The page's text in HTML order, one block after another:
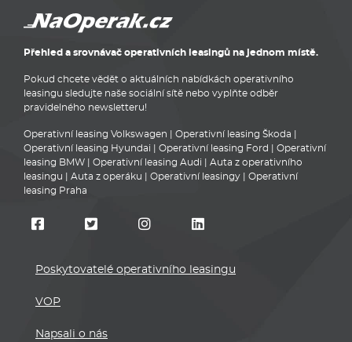
Přehled a srovnávač operativních leasingů na jednom místě.
Pokud chcete vědět o aktuálních nabídkách operativního
leasingu sledujte naše sociální sítě nebo vyplňte odběr
pravidelného newsletteru!
Operativní leasing Volkswagen Operativní leasing Škoda
Operativní leasing Hyundai
Operativní leasing Ford
Operativní
leasing BMW
Operativní leasing Audi
Auta z operativního
leasingu
Auta z operáku Operativní leasingy
Operativní
leasing Praha
Poskytovatelé operativního leasingu
VOP
Napsali o nás